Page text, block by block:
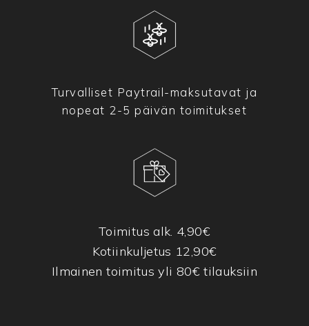
Turvalliset Paytrail-maksutavat ja
nopeat 2-5 päivän toimitukset
Toimitus alk. 4,90€
Kotiinkuljetus 12,90€
Ilmainen toimitus yli 80€ tilauksiin